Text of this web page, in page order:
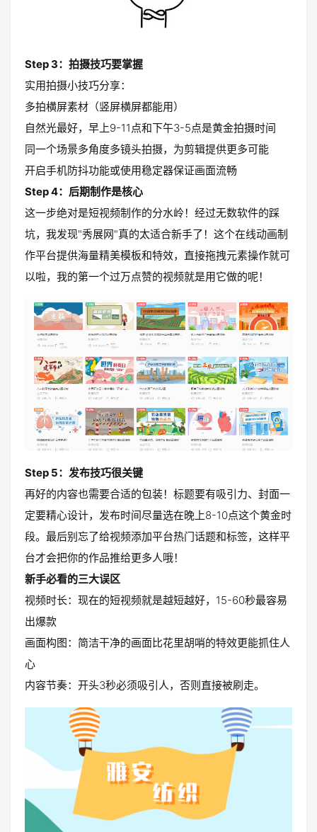
Step 3：拍摄技巧要掌握
实用拍摄小技巧分享：
多拍横屏素材（竖屏横屏都能用）
自然光最好，早上9-11点和下午3-5点是黄金拍摄时间
同一个场景多角度多镜头拍摄，为剪辑提供更多可能
开启手机防抖功能或使用稳定器保证画面流畅
Step 4：后期制作是核心
这一步绝对是短视频制作的分水岭！经过无数软件的踩
坑，我发现"秀展网"真的太适合新手了！这个在线动画制
作平台提供海量精美模板和特效，直接拖拽元素操作就可
以啦，我的第一个过万点赞的视频就是用它做的呢！
Step 5：发布技巧很关键
再好的内容也需要合适的包装！标题要有吸引力、封面一
定要精心设计，发布时间尽量选在晚上8-10点这个黄金时
段。最后别忘了给视频添加平台热门话题和标签，这样平
台才会把你的作品推给更多人哦！
新手必看的三大误区
视频时长：现在的短视频就是越短越好，15-60秒最容易
出爆款
画面构图：简洁干净的画面比花里胡哨的特效更能抓住人
心
内容节奏：开头3秒必须吸引人，否则直接被刷走。